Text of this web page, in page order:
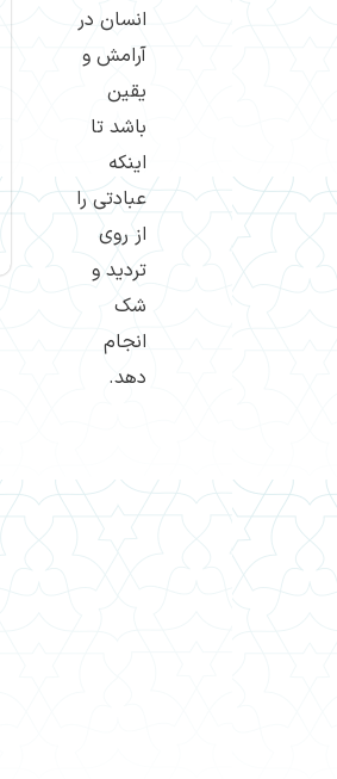
انسان در
آرامش و
یقین
باشد تا
اینکه
عبادتی را
از روی
تردید و
شک
انجام
دهد.